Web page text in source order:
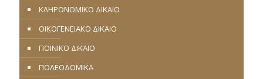
ΚΛΗΡΟΝΟΜΙΚΟ ΔΙΚΑΙΟ
ΟΙΚΟΓΕΝΕΙΑΚΟ ΔΙΚΑΙΟ
ΠΟΙΝΙΚΟ ΔΙΚΑΙΟ
ΠΟΛΕΟΔΟΜΙΚΑ